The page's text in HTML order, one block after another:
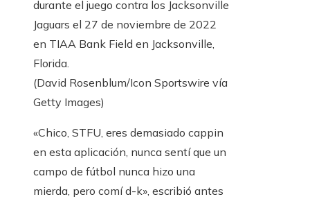
durante el juego contra los Jacksonville
Jaguars el 27 de noviembre de 2022
en TIAA Bank Field en Jacksonville,
Florida.
(David Rosenblum/Icon Sportswire vía
Getty Images)
«Chico, STFU, eres demasiado cappin
en esta aplicación, nunca sentí que un
campo de fútbol nunca hizo una
mierda, pero comí d-k», escribió antes